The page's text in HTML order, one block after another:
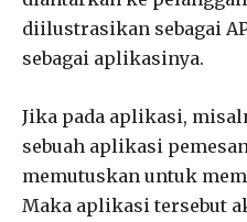
diilustrasikan sebagai
sebagai aplikasinya.
Jika pada aplikasi,
sebuah aplikasi
memutuskan untuk
Maka aplikasi tersebut